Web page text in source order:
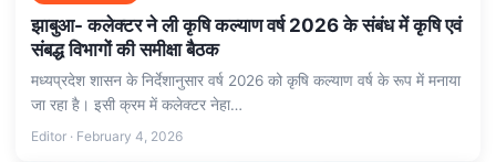
झाबुआ- कलेक्टर ने ली कृषि कल्याण वर्ष 2026 के संबंध में कृषि एवं
संबद्ध विभागों की समीक्षा बैठक
मध्यप्रदेश शासन के निर्देशानुसार वर्ष 2026 को कृषि कल्याण वर्ष के रूप में मनाया
जा रहा है। इसी क्रम में कलेक्टर नेहा…
Editor · February 4, 2026